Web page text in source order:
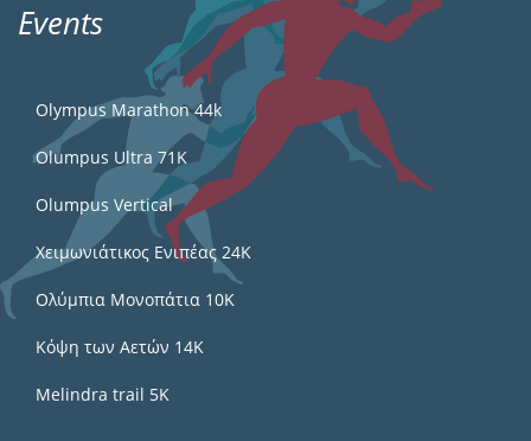
Events
Olympus Marathon 44k
Olumpus Ultra 71K
Olumpus Vertical
Χειμωνιάτικος Ενιπέας 24Κ
Ολύμπια Μονοπάτια 10Κ
Κόψη των Αετών 14Κ
Melindra trail 5Κ